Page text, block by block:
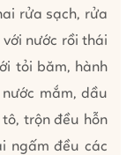
rửa sạch, rửa
nước rồi thái
tỏi băm, hành
mắm, dầu
trộn đều hỗn
ngấm đều các